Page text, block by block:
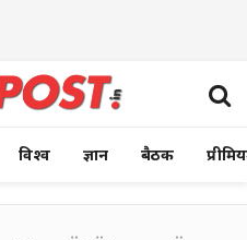
विश्व ज्ञान बैठक